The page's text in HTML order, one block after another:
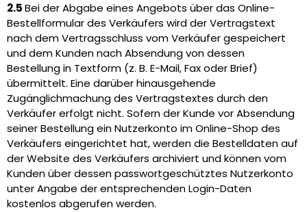
2.5Bei der Abgabe eines Angebots über das Online-
Bestellformular des Verkäufers wird der Vertragstext
nach dem Vertragsschluss vom Verkäufer gespeichert
und dem Kunden nach Absendung von dessen
Bestellung in Textform (z. B. E-Mail, Fax oder Brief)
übermittelt. Eine darüber hinausgehende
Zugänglichmachung des Vertragstextes durch den
Verkäufer erfolgt nicht. Sofern der Kunde vor Absendung
seiner Bestellung ein Nutzerkonto im Online-Shop des
Verkäufers eingerichtet hat, werden die Bestelldaten auf
der Website des Verkäufers archiviert und können vom
Kunden über dessen passwortgeschütztes Nutzerkonto
unter Angabe der entsprechenden Login-Daten
kostenlos abgerufen werden.